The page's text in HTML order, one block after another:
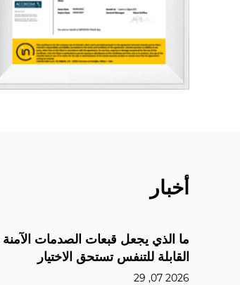
أخبار
قبعات الصدمات الآمنة خفيفة الوزن
تستحق الاختيار